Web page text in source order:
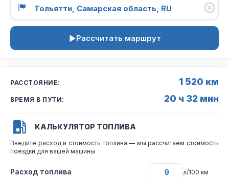
Рассчитать маршрут
РАССТОЯНИЕ: 1 520 км
ВРЕМЯ В ПУТИ: 20 ч 32 мин
КАЛЬКУЛЯТОР ТОПЛИВА
Введите расход и стоимость топлива — мы рассчитаем стоимость
поездки для вашей машины
Расход топлива л/100 км